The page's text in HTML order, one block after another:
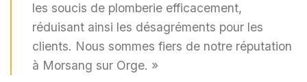
les soucis de plomberie efficacement,
réduisant ainsi les désagréments pour les
clients. Nous sommes fiers de notre réputation
à Morsang sur Orge. »